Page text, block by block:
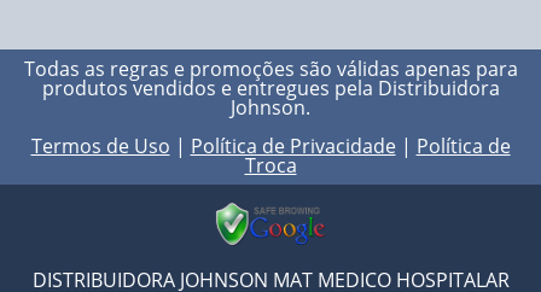
Todas as regras e promoções são válidas apenas para
produtos vendidos e entregues pela Distribuidora
Johnson.
Termos de Uso | Política de Privacidade| Política de
Troca
DISTRIBUIDORA JOHNSON MAT MEDICO HOSPITALAR